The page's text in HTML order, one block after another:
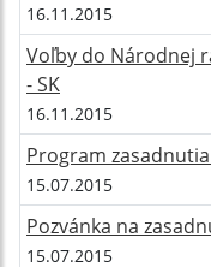
16.11.2015
Voľby do Národnej
- SK
16.11.2015
Program
15.07.2015
Pozvánka na
15.07.2015